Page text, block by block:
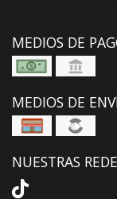
MEDIOS DE
MEDIOS DE
NUESTRAS